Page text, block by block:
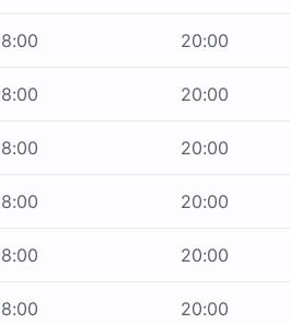
20:00
20:00
20:00
20:00
20:00
20:00